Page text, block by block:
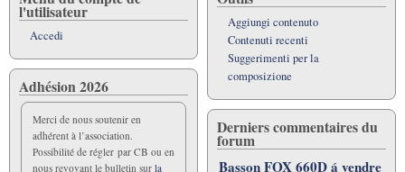
l'utilisateur
Accedi
Adhésion 2026
Merci de nous soutenir en
adhérent à l’association.
Possibilité de régler par CB ou en
nous revoyant le bulletin sur la
Aggiungi contenuto
Contenuti recenti
Suggerimenti per la
composizione
Derniers commentaires du
forum
Basson FOX 660D á vendre